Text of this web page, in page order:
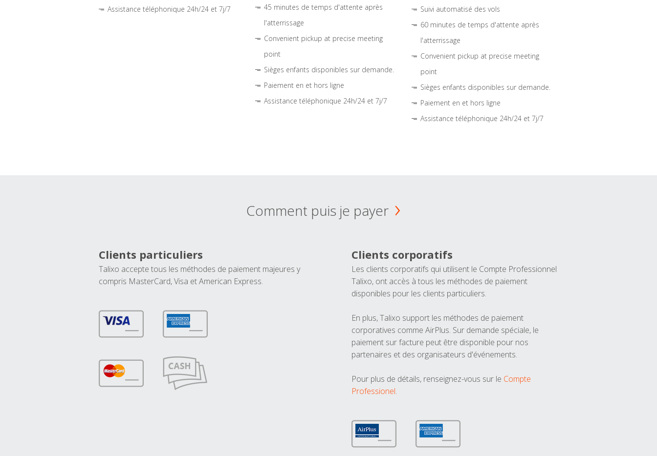
Assistance téléphonique 24h/24 et 7j/7
45 minutes de temps d'attente après
l'atterrissage
Convenient pickup at precise meeting
point
Sièges enfants disponibles sur demande.
Paiement en et hors ligne
Assistance téléphonique 24h/24 et 7j/7
Suivi automatisé des vols
60 minutes de temps d'attente après
l'atterrissage
Convenient pickup at precise meeting
point
Sièges enfants disponibles sur demande.
Paiement en et hors ligne
Assistance téléphonique 24h/24 et 7j/7
Comment puis je payer
Clients particuliers
Talixo accepte tous les méthodes de paiement majeures y
compris MasterCard, Visa et American Express.
Clients corporatifs
Les clients corporatifs qui utilisent le Compte Professionnel
Talixo, ont accès à tous les méthodes de paiement
disponibles pour les clients particuliers.
En plus, Talixo support les méthodes de paiement
corporatives comme AirPlus. Sur demande spéciale, le
paiement sur facture peut être disponible pour nos
partenaires et des organisateurs d'événements.
Pour plus de détails, renseignez-vous sur le Compte
Professionel.